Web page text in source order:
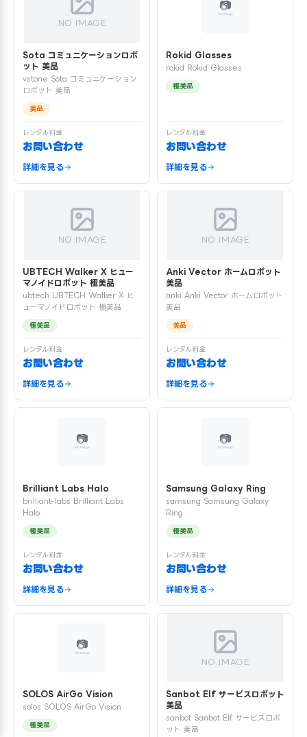
NO IMAGE
Sota コミュニケーションロボ
ット 美品
vstone Sota コミュニケーション
ロボット 美品
美品
レンタル料金
お問い合わせ
詳細を見る
Rokid Glasses
rokid Rokid Glasses
極美品
レンタル料金
お問い合わせ
詳細を見る
NO IMAGE
UBTECH Walker X ヒュー
マノイドロボット 極美品
ubtech UBTECH Walker X ヒ
ューマノイドロボット 極美品
極美品
レンタル料金
お問い合わせ
詳細を見る
NO IMAGE
Anki Vector ホームロボット
美品
anki Anki Vector ホームロボット
美品
美品
レンタル料金
お問い合わせ
詳細を見る
Brilliant Labs Halo
brilliant-labs Brilliant Labs
Halo
極美品
レンタル料金
お問い合わせ
詳細を見る
Samsung Galaxy Ring
samsung Samsung Galaxy
Ring
極美品
レンタル料金
お問い合わせ
詳細を見る
SOLOS AirGo Vision
solos SOLOS AirGo Vision
極美品
NO IMAGE
Sanbot Elf サービスロボット
美品
sanbot Sanbot Elf サービスロボ
ット 美品